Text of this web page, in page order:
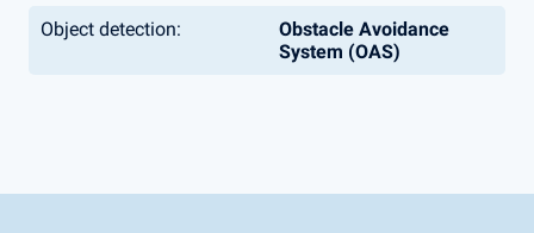
Object detection:
Obstacle Avoidance
System (OAS)